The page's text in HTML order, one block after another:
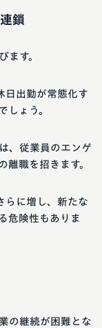
鎖
ます。
日出勤が常態化す
しょう。
、従業員のエンゲ
離職を招きます。
らに増し、新たな
危険性もありま
の継続が困難とな